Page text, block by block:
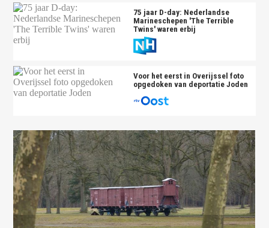
75 jaar D-day: Nederlandse
Marineschepen 'The Terrible
Twins' waren erbij
Voor het eerst in Overijssel foto
opgedoken van deportatie Joden